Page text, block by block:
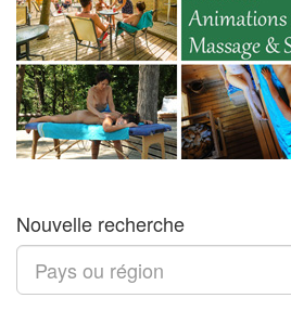
Nouvelle recherche